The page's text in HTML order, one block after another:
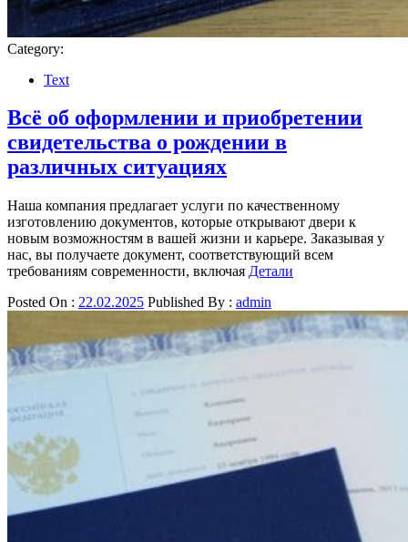
Category:
Text
Всё об оформлении и приобретении
свидетельства о рождении в
различных ситуациях
Наша компания предлагает услуги по качественному
изготовлению документов, которые открывают двери к
новым возможностям в вашей жизни и карьере. Заказывая у
нас, вы получаете документ, соответствующий всем
требованиям современности, включая Детали
Posted On : 22.02.2025 Published By : admin